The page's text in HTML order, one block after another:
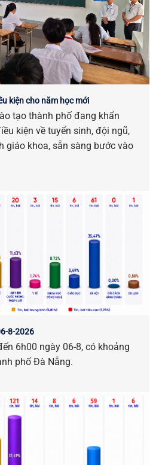
kiện cho năm học mới
tạo thành phố đang khẩn
kiện về tuyển sinh, đội ngũ,
giáo khoa, sẵn sàng bước vào
8-2026
6h00 ngày 06-8, có khoảng
phố Đà Nẵng.